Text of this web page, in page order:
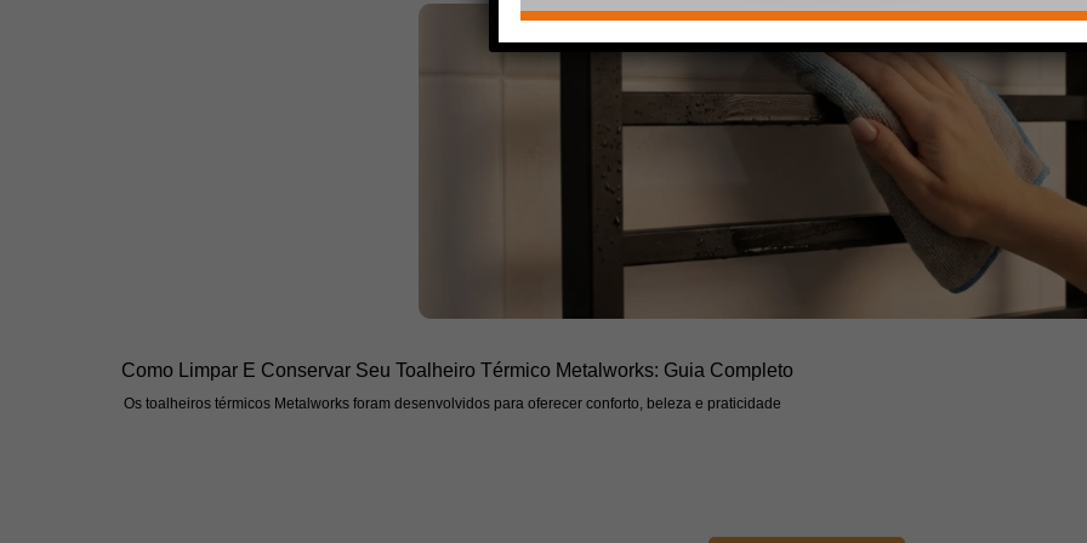
Como Limpar E Conservar Seu Toalheiro Térmico Metalworks: Guia Completo
Os toalheiros térmicos Metalworks foram desenvolvidos para oferecer conforto, beleza e praticidade